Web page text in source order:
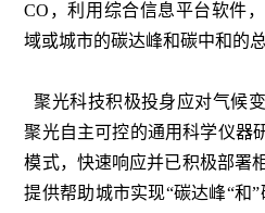
CO，利用综合信息平台软件
域或城市的碳达峰和碳中和的总
聚光科技积极投身应对气候
聚光自主可控的通用科学仪器
模式，快速响应并已积极部署
提供帮助城市实现“碳达峰“和